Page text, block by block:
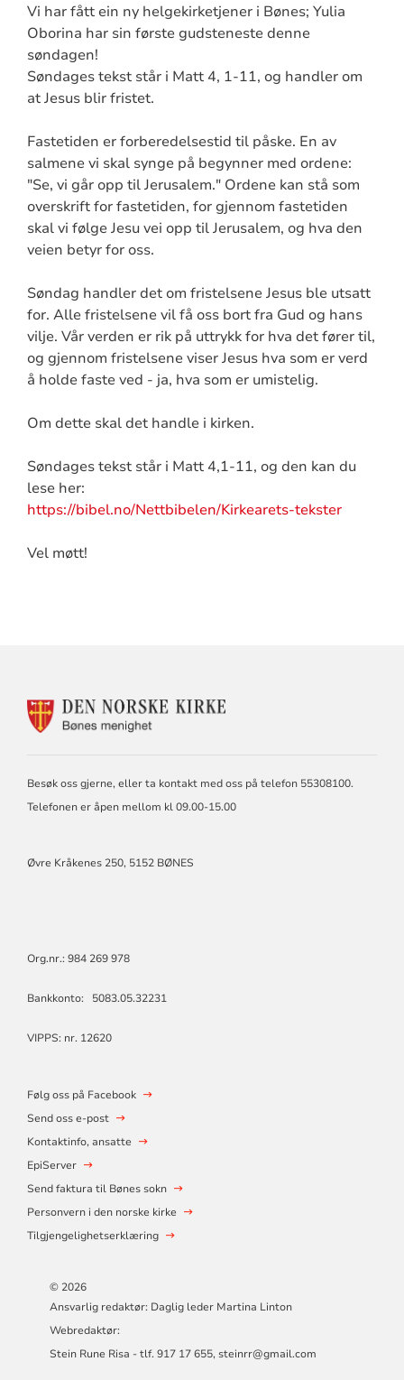
Vi har fått ein ny helgekirketjener i Bønes; Yulia
Oborina har sin første gudsteneste denne
søndagen!
Søndages tekst står i Matt 4, 1-11, og handler om
at Jesus blir fristet.
Fastetiden er forberedelsestid til påske. En av
salmene vi skal synge på begynner med ordene:
"Se, vi går opp til Jerusalem." Ordene kan stå som
overskrift for fastetiden, for gjennom fastetiden
skal vi følge Jesu vei opp til Jerusalem, og hva den
veien betyr for oss.
Søndag handler det om fristelsene Jesus ble utsatt
for. Alle fristelsene vil få oss bort fra Gud og hans
vilje. Vår verden er rik på uttrykk for hva det fører til,
og gjennom fristelsene viser Jesus hva som er verd
å holde faste ved - ja, hva som er umistelig.
Om dette skal det handle i kirken.
Søndages tekst står i Matt 4,1-11, og den kan du
lese her:
https://bibel.no/Nettbibelen/Kirkearets-tekster
Vel møtt!
KONTAKTINFORMASJON
Besøk oss gjerne, eller ta kontakt med oss på telefon 55308100.
Telefonen er åpen mellom kl 09.00-15.00
Øvre Kråkenes 250, 5152 BØNES
Org.nr.: 984 269 978
Bankkonto: 5083.05.32231
VIPPS: nr. 12620
Følg oss på Facebook
Send oss e-post
Kontaktinfo, ansatte
EpiServer
Send faktura til Bønes sokn
Personvern i den norske kirke
Tilgjengelighetserklæring
© 2026
Ansvarlig redaktør: Daglig leder Martina Linton
Webredaktør:
Stein Rune Risa - tlf. 917 17 655, steinrr@gmail.com